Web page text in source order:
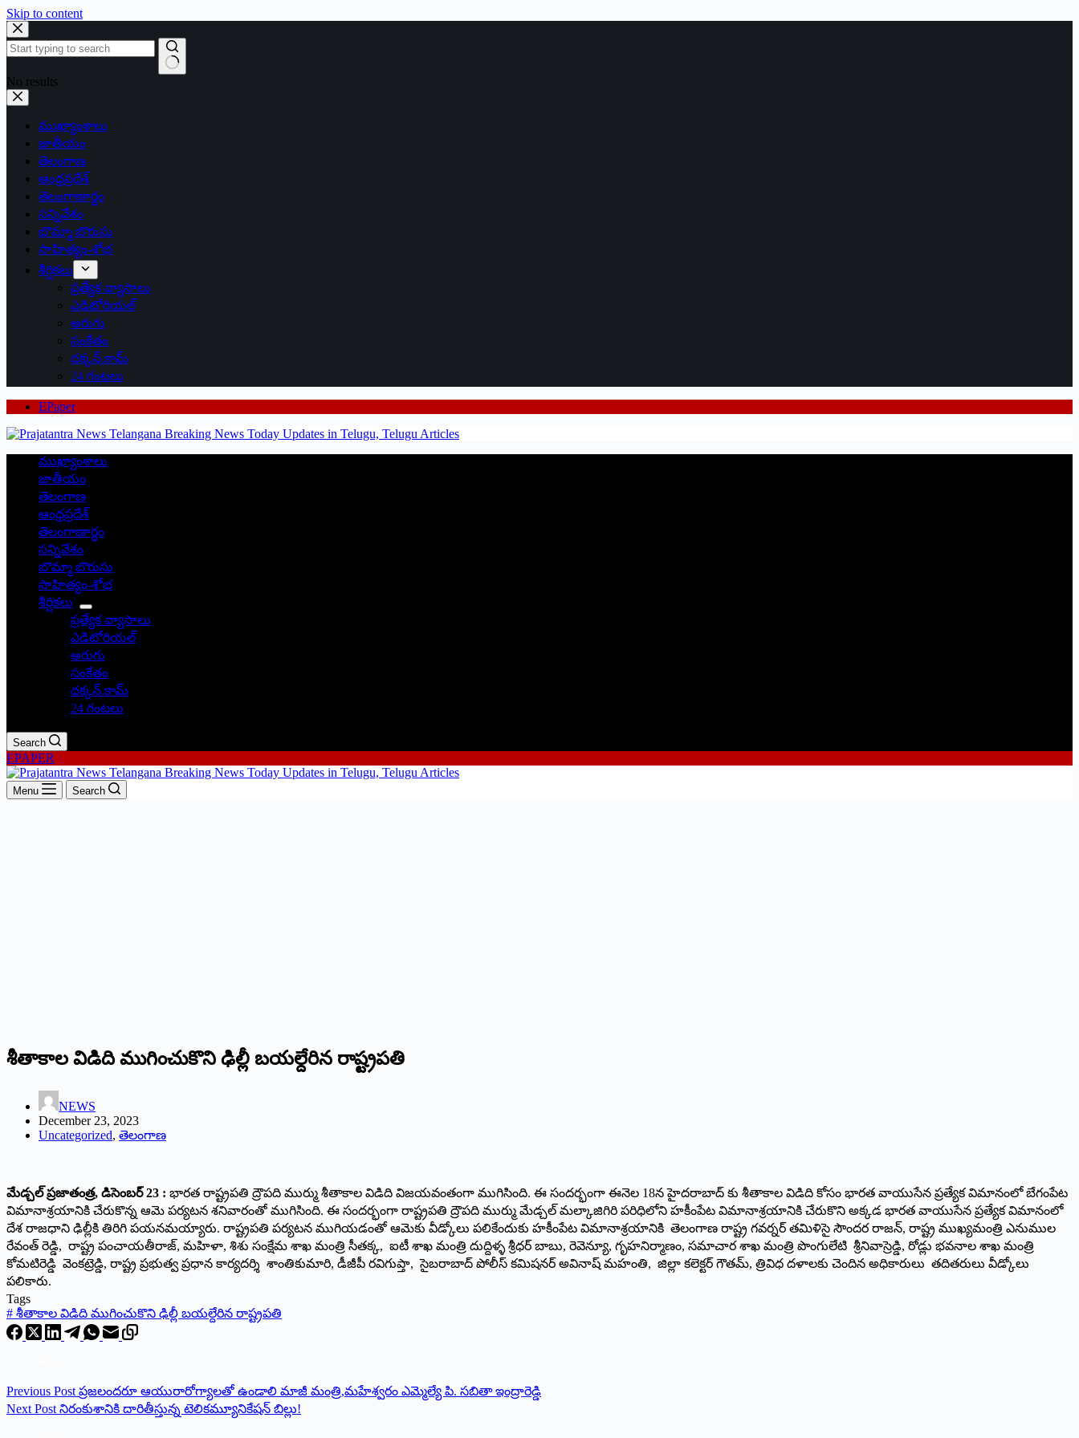
Skip to content
No results
ముఖ్యాంశాలు
జాతీయం
తెలంగాణ
ఆంధ్రప్రదేశ్
తెలంగాణార్థం
సన్నివేశం
బొమ్మా బొరుసు
సాహిత్యం-శోభ
శీర్షికలు
ప్రత్యేక వ్యాసాలు
ఎడిటోరియల్
అరుగు
సంకేతం
దక్కన్.కామ్
24 గంటలు
EPaper
ముఖ్యాంశాలు
జాతీయం
తెలంగాణ
ఆంధ్రప్రదేశ్
తెలంగాణార్థం
సన్నివేశం
బొమ్మా బొరుసు
సాహిత్యం-శోభ
శీర్షికలు
ప్రత్యేక వ్యాసాలు
ఎడిటోరియల్
అరుగు
సంకేతం
దక్కన్.కామ్
24 గంటలు
Search
EPAPER
Menu Search
శీతాకాల విడిది ముగించుకొని ఢిల్లీ బయల్దేరిన రాష్ట్రపతి
NEWS
December 23, 2023
Uncategorized, తెలంగాణ
మేడ్చల్ ప్రజాతంత్ర, డిసెంబర్ 23 : భారత రాష్ట్రపతి ద్రౌపది ముర్ము శీతాకాల విడిది విజయవంతంగా ముగిసింది. ఈ సందర్భంగా ఈనెల 18న హైదరాబాద్ కు శీతాకాల విడిది కోసం భారత వాయుసేన ప్రత్యేక విమానంలో బేగంపేట
విమానాశ్రయానికి చేరుకొన్న ఆమె పర్యటన శనివారంతో ముగిసింది. ఈ సందర్భంగా రాష్ట్రపతి ద్రౌపది ముర్ము మేడ్చల్ మల్కాజిగిరి పరిధిలోని హకీంపేట విమానాశ్రయానికి చేరుకొని అక్కడ భారత వాయుసేన ప్రత్యేక విమానంలో
దేశ రాజధాని ఢిల్లీకి తిరిగి పయనమయ్యారు. రాష్ట్రపతి పర్యటన ముగియడంతో ఆమెకు వీడ్కోలు పలికేందుకు హకీంపేట విమానాశ్రయానికి తెలంగాణ రాష్ట్ర గవర్నర్ తమిళిసై సౌందర రాజన్, రాష్ట్ర ముఖ్యమంత్రి ఎనుముల
రేవంత్ రెడ్డి, రాష్ట్ర పంచాయతీరాజ్, మహిళా, శిశు సంక్షేమ శాఖ మంత్రి సీతక్క, ఐటీ శాఖ మంత్రి దుద్దిళ్ళ శ్రీధర్ బాబు, రెవెన్యూ, గృహనిర్మాణం, సమాచార శాఖ మంత్రి పొంగులేటి శ్రీనివాస్రెడ్డి, రోడ్లు భవనాల శాఖ మంత్రి
కోమటిరెడ్డి వెంకట్రెడ్డి, రాష్ట్ర ప్రభుత్వ ప్రధాన కార్యదర్శి శాంతికుమారి, డీజీపీ రవిగుప్తా, సైబరాబాద్ పోలీస్ కమిషనర్ అవినాష్ మహంతి, జిల్లా కలెక్టర్ గౌతమ్, త్రివిధ దళాలకు చెందిన అధికారులు తదితరులు వీడ్కోలు
పలికారు.
Tags
# శీతాకాల విడిది ముగించుకొని ఢిల్లీ బయల్దేరిన రాష్ట్రపతి
Previous Post ప్రజలందరూ ఆయురారోగ్యాలతో ఉండాలి మాజీ మంత్రి,మహేశ్వరం ఎమ్మెల్యే పి. సబితా ఇంద్రారెడ్డి
Next Post నిరంకుశానికి దారితీస్తున్న టెలికమ్యూనికేషన్‌ బిల్లు!